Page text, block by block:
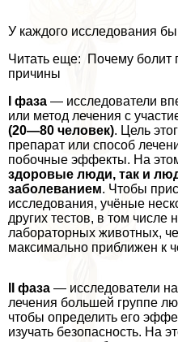
У каждого исследования
Читать еще: Почему болит
причины
I фаза — исследователи
или метод лечения с
(20—80 человек). Цель
препарат или способ
побочные эффекты. На
здоровые люди, так и
заболеванием. Чтобы
исследования, учёные
других тестов, в том числе
лабораторных животных,
максимально приближен к
II фаза — исследователи
лечения большей группе
чтобы определить его
изучать безопасность. На